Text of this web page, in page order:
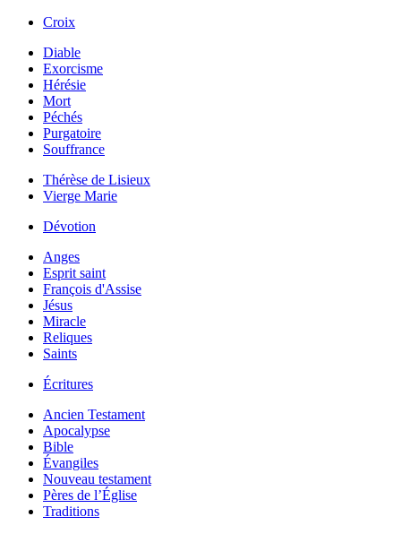
Croix
Diable
Exorcisme
Hérésie
Mort
Péchés
Purgatoire
Souffrance
Thérèse de Lisieux
Vierge Marie
Dévotion
Anges
Esprit saint
François d'Assise
Jésus
Miracle
Reliques
Saints
Écritures
Ancien Testament
Apocalypse
Bible
Évangiles
Nouveau testament
Pères de l’Église
Traditions